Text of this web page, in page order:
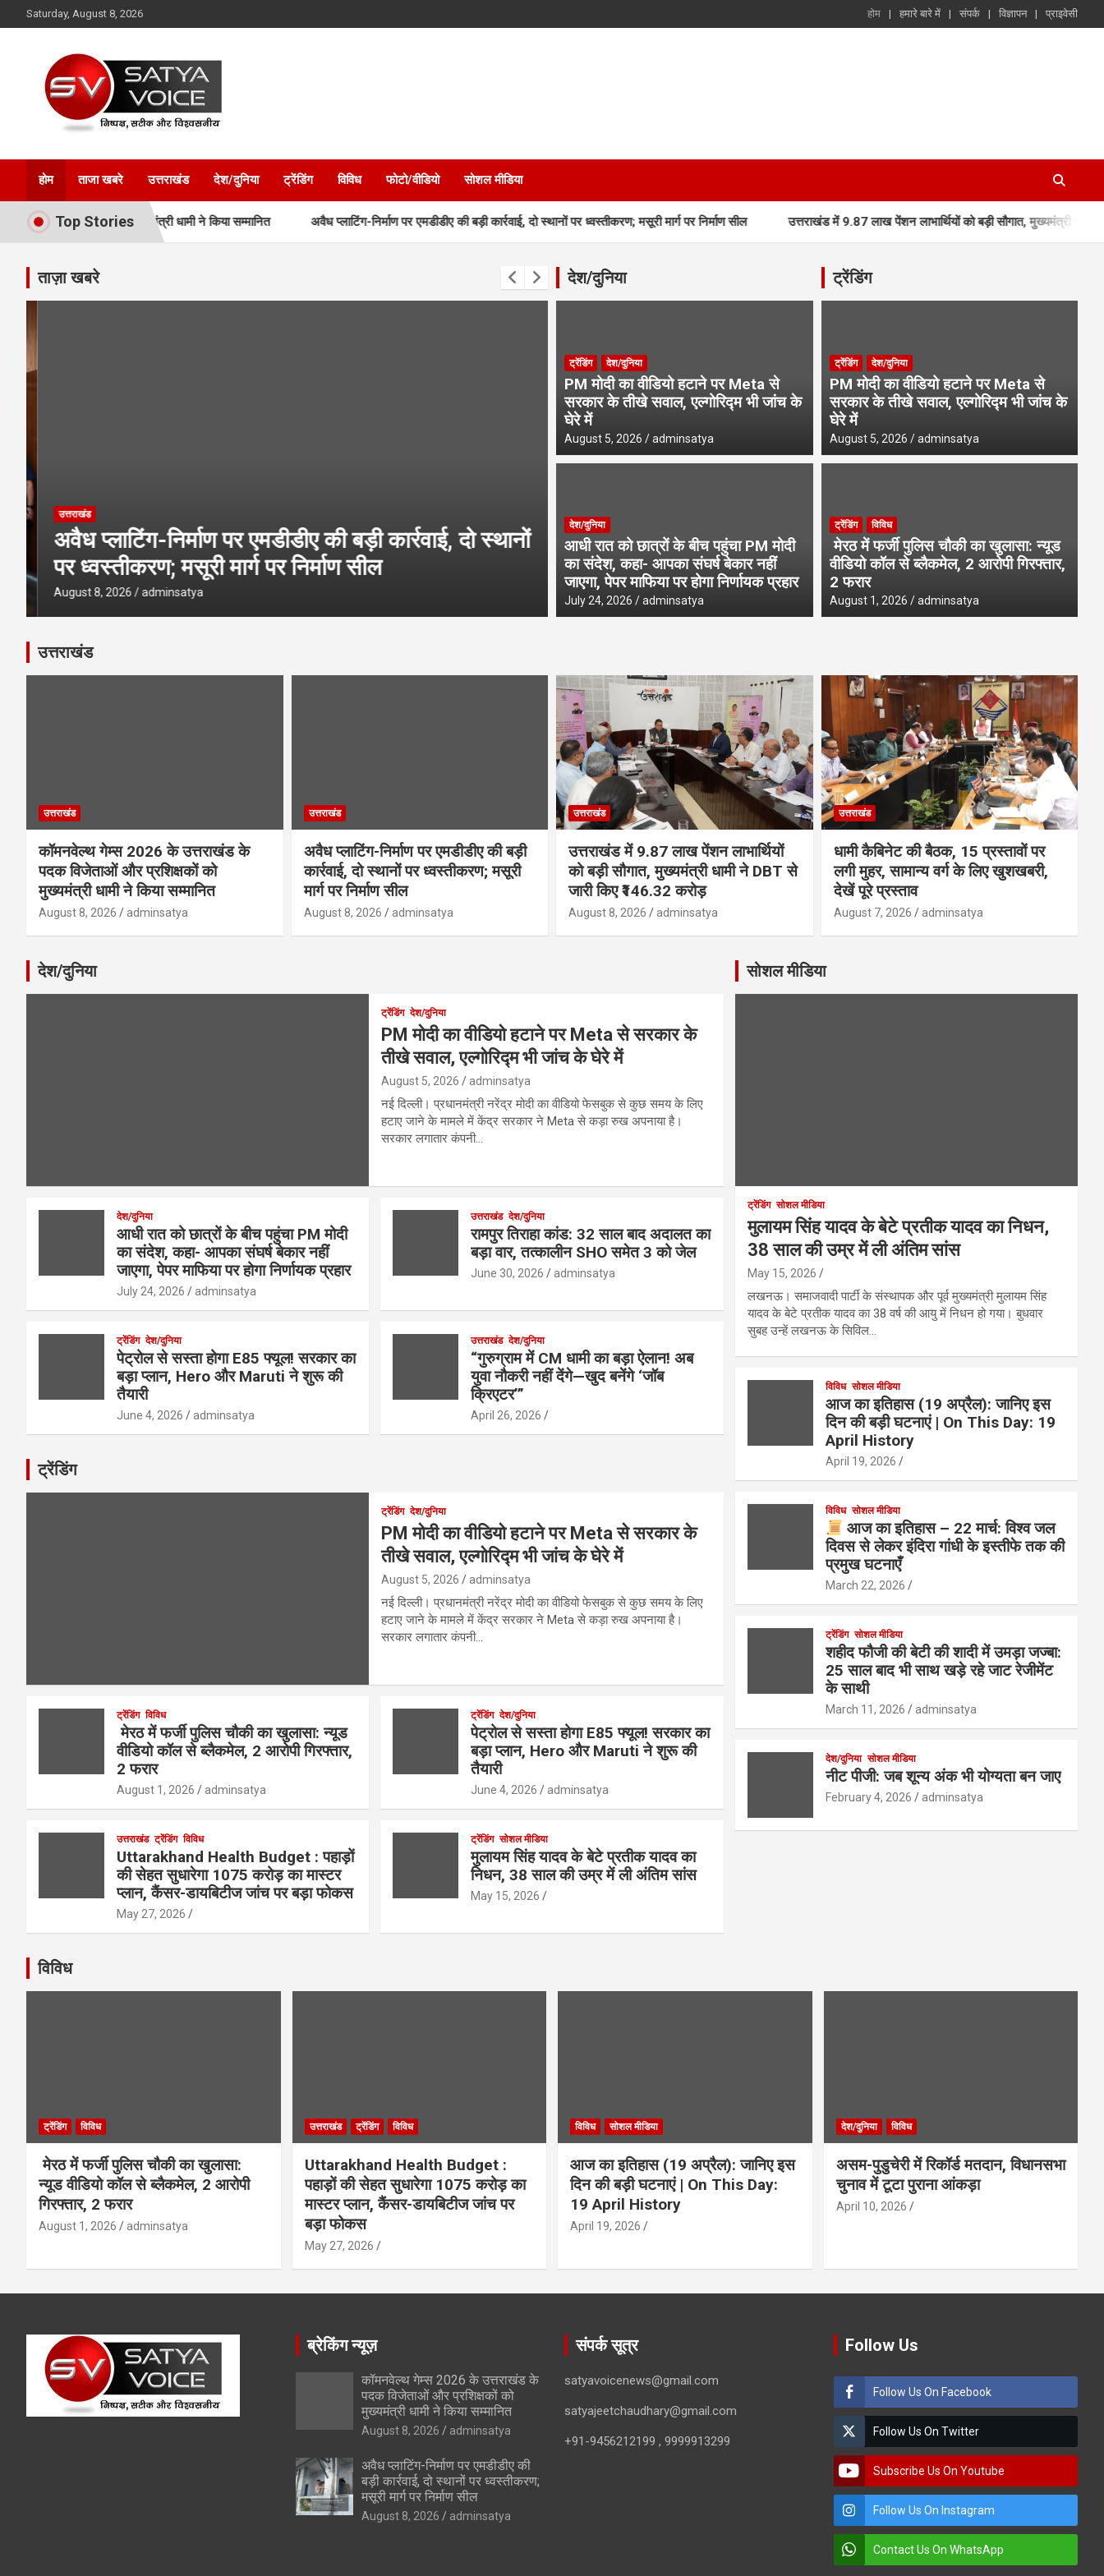
to
Saturday, August 8, 2026 होम हमारे बारे में संपर्क विज्ञापन प्राइवेसी
Satya Voice
होम ताजा खबरे उत्तराखंड देश/दुनिया ट्रेंडिंग विविध फोटो/वीडियो सोशल मीडिया
Top Stories
को मुख्यमंत्री धामी ने किया सम्मानित अवैध प्लाटिंग-निर्माण पर एमडीडीए की बड़ी कार्रवाई, दो स्थानों पर ध्वस्तीकरण; मसूरी मार्ग पर निर्माण सील उत्तराखंड में 9.87 लाख पेंशन लाभार्थियों को बड़ी सौगात, मुख्यमंत्री धामी ने DBT
ताज़ा खबरे
उत्तराखंड
अवैध प्लाटिंग-निर्माण पर एमडीडीए की बड़ी कार्रवाई, दो स्थानों
पर ध्वस्तीकरण; मसूरी मार्ग पर निर्माण सील
August 8, 2026 adminsatya
उत्तराखंड
उत्तराखंड में 9.87 लाख पेंशन लाभार्थियों को बड़ी सौगात,
मुख्यमंत्री धामी ने DBT से जारी किए ₹146.32 करोड़
August 8, 2026 adminsatya
देश/दुनिया
ट्रेंडिंग देश/दुनिया
PM मोदी का वीडियो हटाने पर Meta से
सरकार के तीखे सवाल, एल्गोरिद्म भी जांच के
घेरे में
August 5, 2026 adminsatya
देश/दुनिया
आधी रात को छात्रों के बीच पहुंचा PM मोदी
का संदेश, कहा- आपका संघर्ष बेकार नहीं
जाएगा, पेपर माफिया पर होगा निर्णायक प्रहार
July 24, 2026 adminsatya
ट्रेंडिंग
ट्रेंडिंग देश/दुनिया
PM मोदी का वीडियो हटाने पर Meta से
सरकार के तीखे सवाल, एल्गोरिद्म भी जांच के
घेरे में
August 5, 2026 adminsatya
ट्रेंडिंग विविध
मेरठ में फर्जी पुलिस चौकी का खुलासा: न्यूड
वीडियो कॉल से ब्लैकमेल, 2 आरोपी गिरफ्तार,
2 फरार
August 1, 2026 adminsatya
उत्तराखंड
उत्तराखंड
कॉमनवेल्थ गेम्स 2026 के उत्तराखंड के
पदक विजेताओं और प्रशिक्षकों को
मुख्यमंत्री धामी ने किया सम्मानित
August 8, 2026 adminsatya
उत्तराखंड
अवैध प्लाटिंग-निर्माण पर एमडीडीए की बड़ी
कार्रवाई, दो स्थानों पर ध्वस्तीकरण; मसूरी
मार्ग पर निर्माण सील
August 8, 2026 adminsatya
उत्तराखंड
उत्तराखंड में 9.87 लाख पेंशन लाभार्थियों
को बड़ी सौगात, मुख्यमंत्री धामी ने DBT से
जारी किए ₹146.32 करोड़
August 8, 2026 adminsatya
उत्तराखंड
धामी कैबिनेट की बैठक, 15 प्रस्तावों पर
लगी मुहर, सामान्य वर्ग के लिए खुशखबरी,
देखें पूरे प्रस्ताव
August 7, 2026 adminsatya
देश/दुनिया
ट्रेंडिंग देश/दुनिया
PM मोदी का वीडियो हटाने पर Meta से सरकार के
तीखे सवाल, एल्गोरिद्म भी जांच के घेरे में
August 5, 2026 adminsatya
नई दिल्ली। प्रधानमंत्री नरेंद्र मोदी का वीडियो फेसबुक से कुछ समय के लिए
हटाए जाने के मामले में केंद्र सरकार ने Meta से कड़ा रुख अपनाया है।
सरकार लगातार कंपनी…
देश/दुनिया
आधी रात को छात्रों के बीच पहुंचा PM मोदी
का संदेश, कहा- आपका संघर्ष बेकार नहीं
जाएगा, पेपर माफिया पर होगा निर्णायक प्रहार
July 24, 2026 adminsatya
उत्तराखंड देश/दुनिया
रामपुर तिराहा कांड: 32 साल बाद अदालत का
बड़ा वार, तत्कालीन SHO समेत 3 को जेल
June 30, 2026 adminsatya
ट्रेंडिंग देश/दुनिया
पेट्रोल से सस्ता होगा E85 फ्यूल! सरकार का
बड़ा प्लान, Hero और Maruti ने शुरू की
तैयारी
June 4, 2026 adminsatya
उत्तराखंड देश/दुनिया
“गुरुग्राम में CM धामी का बड़ा ऐलान! अब
युवा नौकरी नहीं देंगे—खुद बनेंगे ‘जॉब
क्रिएटर’”
April 26, 2026
ट्रेंडिंग
ट्रेंडिंग देश/दुनिया
PM मोदी का वीडियो हटाने पर Meta से सरकार के
तीखे सवाल, एल्गोरिद्म भी जांच के घेरे में
August 5, 2026 adminsatya
नई दिल्ली। प्रधानमंत्री नरेंद्र मोदी का वीडियो फेसबुक से कुछ समय के लिए
हटाए जाने के मामले में केंद्र सरकार ने Meta से कड़ा रुख अपनाया है।
सरकार लगातार कंपनी…
ट्रेंडिंग विविध
मेरठ में फर्जी पुलिस चौकी का खुलासा: न्यूड
वीडियो कॉल से ब्लैकमेल, 2 आरोपी गिरफ्तार,
2 फरार
August 1, 2026 adminsatya
ट्रेंडिंग देश/दुनिया
पेट्रोल से सस्ता होगा E85 फ्यूल! सरकार का
बड़ा प्लान, Hero और Maruti ने शुरू की
तैयारी
June 4, 2026 adminsatya
उत्तराखंड ट्रेंडिंग विविध
Uttarakhand Health Budget : पहाड़ों
की सेहत सुधारेगा 1075 करोड़ का मास्टर
प्लान, कैंसर-डायबिटीज जांच पर बड़ा फोकस
May 27, 2026
ट्रेंडिंग सोशल मीडिया
मुलायम सिंह यादव के बेटे प्रतीक यादव का
निधन, 38 साल की उम्र में ली अंतिम सांस
May 15, 2026
सोशल मीडिया
ट्रेंडिंग सोशल मीडिया
मुलायम सिंह यादव के बेटे प्रतीक यादव का निधन,
38 साल की उम्र में ली अंतिम सांस
May 15, 2026
लखनऊ। समाजवादी पार्टी के संस्थापक और पूर्व मुख्यमंत्री मुलायम सिंह
यादव के बेटे प्रतीक यादव का 38 वर्ष की आयु में निधन हो गया। बुधवार
सुबह उन्हें लखनऊ के सिविल…
विविध सोशल मीडिया
आज का इतिहास (19 अप्रैल): जानिए इस
दिन की बड़ी घटनाएं | On This Day: 19
April History
April 19, 2026
विविध सोशल मीडिया
आज का इतिहास – 22 मार्च: विश्व जल
दिवस से लेकर इंदिरा गांधी के इस्तीफे तक की
प्रमुख घटनाएँ
March 22, 2026
ट्रेंडिंग सोशल मीडिया
शहीद फौजी की बेटी की शादी में उमड़ा जज्बा:
25 साल बाद भी साथ खड़े रहे जाट रेजीमेंट
के साथी
March 11, 2026 adminsatya
देश/दुनिया सोशल मीडिया
नीट पीजी: जब शून्य अंक भी योग्यता बन जाए
February 4, 2026 adminsatya
विविध
ट्रेंडिंग विविध
मेरठ में फर्जी पुलिस चौकी का खुलासा:
न्यूड वीडियो कॉल से ब्लैकमेल, 2 आरोपी
गिरफ्तार, 2 फरार
August 1, 2026 adminsatya
उत्तराखंड ट्रेंडिंग विविध
Uttarakhand Health Budget :
पहाड़ों की सेहत सुधारेगा 1075 करोड़ का
मास्टर प्लान, कैंसर-डायबिटीज जांच पर
बड़ा फोकस
May 27, 2026
विविध सोशल मीडिया
आज का इतिहास (19 अप्रैल): जानिए इस
दिन की बड़ी घटनाएं | On This Day:
19 April History
April 19, 2026
देश/दुनिया विविध
असम-पुडुचेरी में रिकॉर्ड मतदान, विधानसभा
चुनाव में टूटा पुराना आंकड़ा
April 10, 2026
ब्रेकिंग न्यूज़
कॉमनवेल्थ गेम्स 2026 के उत्तराखंड के
पदक विजेताओं और प्रशिक्षकों को
मुख्यमंत्री धामी ने किया सम्मानित
August 8, 2026 adminsatya
अवैध प्लाटिंग-निर्माण पर एमडीडीए की
बड़ी कार्रवाई, दो स्थानों पर ध्वस्तीकरण;
मसूरी मार्ग पर निर्माण सील
August 8, 2026 adminsatya
संपर्क सूत्र
satyavoicenews@gmail.com
satyajeetchaudhary@gmail.com
+91-9456212199 , 9999913299
Follow Us
Follow Us On Facebook
Follow Us On Twitter
Subscribe Us On Youtube
Follow Us On Instagram
Contact Us On WhatsApp